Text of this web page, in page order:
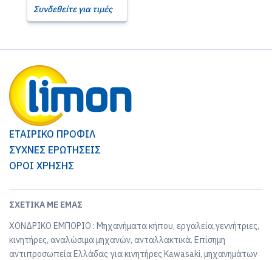
Συνδεθείτε για τιμές
ΕΤΑΙΡΙΚΟ ΠΡΟΦΙΛ
ΣΥΧΝΕΣ ΕΡΩΤΗΣΕΙΣ
ΟΡΟΙ ΧΡΗΣΗΣ
ΣΧΕΤΙΚΆ ΜΕ ΕΜΆΣ
ΧΟΝΔΡΙΚΟ ΕΜΠΟΡΙΟ : Μηχανήματα κήπου, εργαλεία,γεννήτριες,
κινητήρες, αναλώσιμα μηχανών, ανταλλακτικά. Επίσημη
αντιπροσωπεία Ελλάδας για κινητήρες Kawasaki, μηχανημάτων